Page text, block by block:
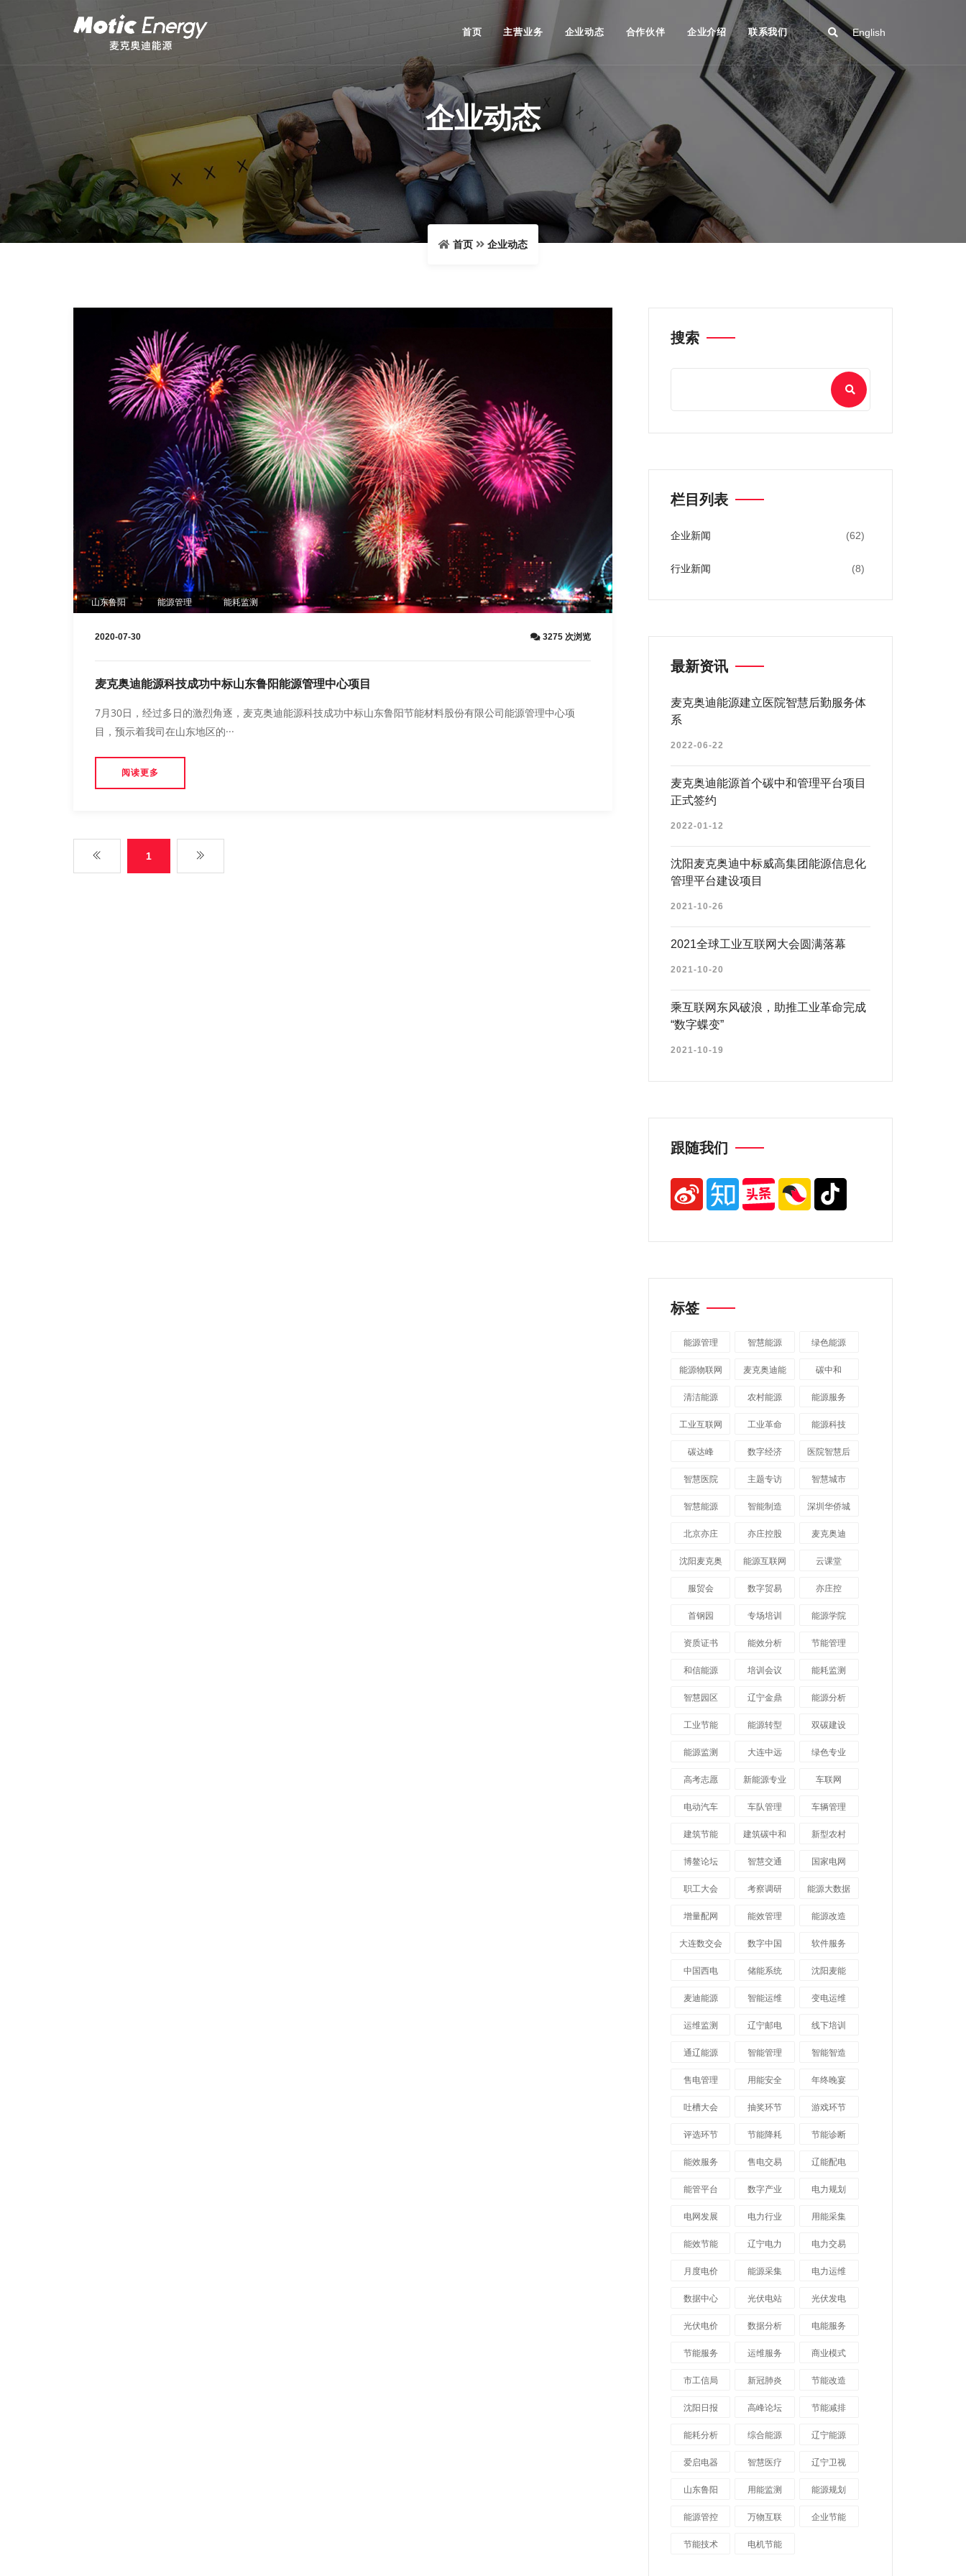
English
首页 主营业务 企业动态 合作伙伴 企业介绍 联系我们
企业动态
首页 企业动态
山东鲁阳 能源管理 能耗监测
2020-07-30 3275 次浏览
麦克奥迪能源科技成功中标山东鲁阳能源管理中心项目
7月30日，经过多日的激烈角逐，麦克奥迪能源科技成功中标山东鲁阳节能材料股份有限公司能源管理中心项
目，预示着我司在山东地区的···
阅读更多
1
搜索
栏目列表
企业新闻 (62)
行业新闻 (8)
最新资讯
麦克奥迪能源建立医院智慧后勤服务体
系
2022-06-22
麦克奥迪能源首个碳中和管理平台项目
正式签约
2022-01-12
沈阳麦克奥迪中标威高集团能源信息化
管理平台建设项目
2021-10-26
2021全球工业互联网大会圆满落幕
2021-10-20
乘互联网东风破浪，助推工业革命完成
“数字蝶变”
2021-10-19
跟随我们
标签
能源管理 智慧能源 绿色能源
能源物联网 麦克奥迪能
源
碳中和
清洁能源 农村能源 能源服务
工业互联网 工业革命 能源科技
碳达峰 数字经济 医院智慧后
勤
智慧医院 主题专访 智慧城市
​智慧能源 智能制造 深圳华侨城
北京亦庄 亦庄控股 麦克奥迪
沈阳麦克奥
迪
能源互联网 云课堂
服贸会 数字贸易 亦庄控
首钢园 专场培训 能源学院
资质证书 能效分析 节能管理
和信能源 培训会议 能耗监测
智慧园区 辽宁金鼎 能源分析
工业节能 能源转型 双碳建设
能源监测 大连中远 绿色专业
高考志愿 新能源专业 车联网
电动汽车 车队管理 车辆管理
建筑节能 建筑碳中和 新型农村
博鳌论坛 智慧交通 国家电网
职工大会 考察调研 能源大数据
增量配网 能效管理 能源改造
大连数交会 数字中国 软件服务
中国西电 储能系统 沈阳麦能
麦迪能源 智能运维 变电运维
运维监测 辽宁邮电 线下培训
通辽能源 智能管理 智能智造
售电管理 用能安全 年终晚宴
吐槽大会 抽奖环节 游戏环节
评选环节 节能降耗 节能诊断
能效服务 售电交易 辽能配电
能管平台 数字产业 电力规划
电网发展 电力行业 用能采集
能效节能 辽宁电力 电力交易
月度电价 能源采集 电力运维
数据中心 光伏电站 光伏发电
光伏电价 数据分析 电能服务
节能服务 运维服务 商业模式
市工信局 新冠肺炎 节能改造
沈阳日报 高峰论坛 节能减排
能耗分析 综合能源 辽宁能源
爱启电器 智慧医疗 辽宁卫视
山东鲁阳 用能监测 能源规划
能源管控 万物互联 企业节能
节能技术 电机节能